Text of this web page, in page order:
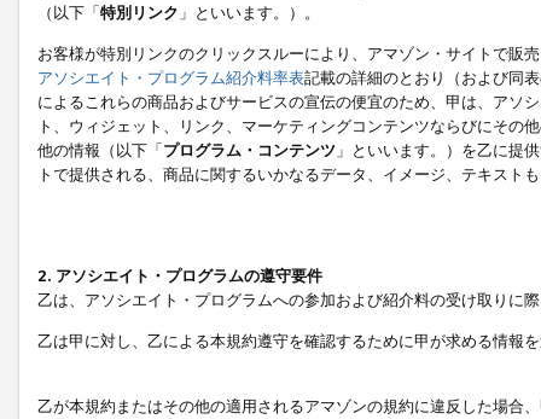
（以下「特別リンク 」といいます。）。
お客様が特別リンクのクリックスルーにより、アマゾン・サイトで販
アソシエイト・プログラム紹介料率表記載の詳細のとおり（および同
によるこれらの商品およびサービスの宣伝の便宜のため、甲は、アソ
ト、ウィジェット、リンク、マーケティングコンテンツならびにその
他の情報（以下「プログラム・コンテンツ 」といいます。）を乙に提
トで提供される、商品に関するいかなるデータ、イメージ、テキス
2. アソシエイト・プログラムの遵守要件
乙は、アソシエイト・プログラムへの参加および紹介料の受け取りに
乙は甲に対し、乙による本規約遵守を確認するために甲が求める情報
乙が本規約またはその他の適用されるアマゾンの規約に違反した場合